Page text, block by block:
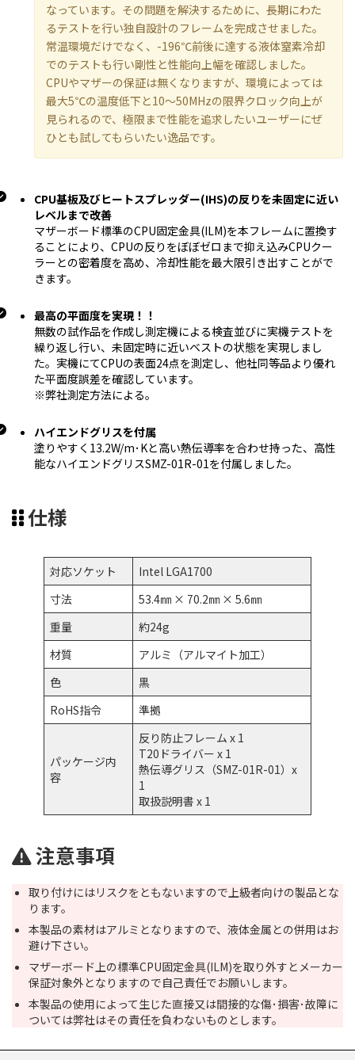
なっています。その問題を解決するために、長期にわた
るテストを行い独自設計のフレームを完成させました。
常温環境だけでなく、-196℃前後に達する液体窒素冷却
でのテストも行い剛性と性能向上幅を確認しました。
CPUやマザーの保証は無くなりますが、環境によっては
最大5℃の温度低下と10～50MHzの限界クロック向上が
見られるので、極限まで性能を追求したいユーザーにぜ
ひとも試してもらいたい逸品です。
CPU基板及びヒートスプレッダー(IHS)の反りを未固定に近い
レベルまで改善
マザーボード標準のCPU固定金具(ILM)を本フレームに置換す
ることにより、CPUの反りをぼぼゼロまで抑え込みCPUクー
ラーとの密着度を高め、冷却性能を最大限引き出すことがで
きます。
最高の平面度を実現！！
無数の試作品を作成し測定機による検査並びに実機テストを
繰り返し行い、未固定時に近いベストの状態を実現しまし
た。実機にてCPUの表面24点を測定し、他社同等品より優れ
た平面度誤差を確認しています。
※弊社測定方法による。
ハイエンドグリスを付属
塗りやすく13.2W/m･Kと高い熱伝導率を合わせ持った、高性
能なハイエンドグリスSMZ-01R-01を付属しました。
仕様
対応ソケット
Intel LGA1700
寸法
53.4㎜ × 70.2㎜ × 5.6㎜
重量
約24g
材質
アルミ（アルマイト加工）
色
黒
RoHS指令
準拠
パッケージ内
容
反り防止フレーム x 1
T20ドライバー x 1
熱伝導グリス（SMZ-01R-01）x
1
取扱説明書 x 1
注意事項
取り付けにはリスクをともないますので上級者向けの製品とな
ります。
本製品の素材はアルミとなりますので、液体金属との併用はお
避け下さい。
マザーボード上の標準CPU固定金具(ILM)を取り外すとメーカー
保証対象外となりますので自己責任でお願いします。
本製品の使用によって生じた直接又は間接的な傷･損害･故障に
ついては弊社はその責任を負わないものとします。